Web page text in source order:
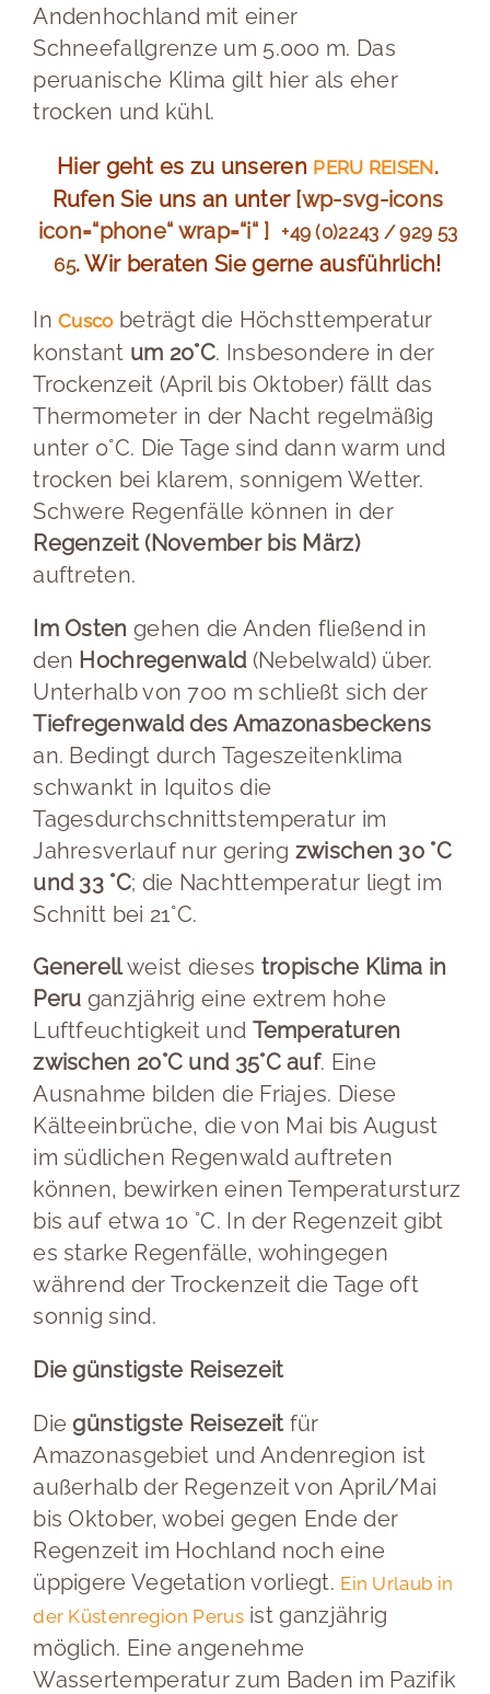
Andenhochland mit einer
Schneefallgrenze um 5.000 m. Das
peruanische Klima gilt hier als eher
trocken und kühl.
Hier geht es zu unseren PERU REISEN.
Rufen Sie uns an unter [wp-svg-icons
icon=“phone“ wrap=“i“ ]+49 (0)2243 / 929 53
65. Wir beraten Sie gerne ausführlich!
InCuscobeträgt die Höchsttemperatur
konstant um 20°C. Insbesondere in der
Trockenzeit (April bis Oktober) fällt das
Thermometer in der Nacht regelmäßig
unter 0°C. Die Tage sind dann warm und
trocken bei klarem, sonnigem Wetter.
Schwere Regenfälle können in der
Regenzeit (November bis März)
auftreten.
Im Osten gehen die Anden fließend in
den Hochregenwald(Nebelwald) über.
Unterhalb von 700 m schließt sich der
Tiefregenwald des Amazonasbeckens
an. Bedingt durch Tageszeitenklima
schwankt in Iquitos die
Tagesdurchschnittstemperatur im
Jahresverlauf nur gering zwischen 30 °C
und 33 °C; die Nachttemperatur liegt im
Schnitt bei 21°C.
Generellweist dieses tropische Klima in
Peru ganzjährig eine extrem hohe
Luftfeuchtigkeit und Temperaturen
zwischen 20°C und 35°C auf. Eine
Ausnahme bilden die Friajes. Diese
Kälteeinbrüche, die von Mai bis August
im südlichen Regenwald auftreten
können, bewirken einen Temperatursturz
bis auf etwa 10 °C. In der Regenzeit gibt
es starke Regenfälle, wohingegen
während der Trockenzeit die Tage oft
sonnig sind.
Die günstigste Reisezeit
Die günstigste Reisezeitfür
Amazonasgebiet und Andenregion ist
außerhalb der Regenzeit von April/Mai
bis Oktober, wobei gegen Ende der
Regenzeit im Hochland noch eine
üppigere Vegetation vorliegt. Ein Urlaub in
der Küstenregion Perusist ganzjährig
möglich. Eine angenehme
Wassertemperatur zum Baden im Pazifik